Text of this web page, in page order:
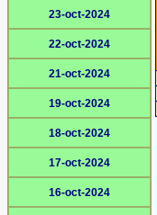
23-oct-2024
22-oct-2024
21-oct-2024
19-oct-2024
18-oct-2024
17-oct-2024
16-oct-2024